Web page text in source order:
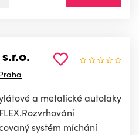
a metalické autolaky
systém míchání